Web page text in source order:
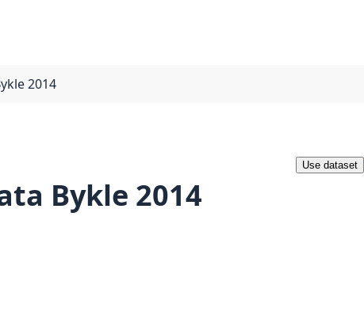
2014
Bykle 2014
Use dataset